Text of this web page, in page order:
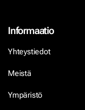
Informaatio
Yhteystiedot
Meistä
Ympäristö